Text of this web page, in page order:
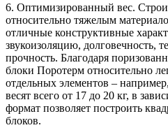
6. Оптимизированный вес.
относительно тяжелым
отличные конструктивные
звукоизоляцию, долговечность,
прочность. Благодаря
блоки Поротерм относительно
отдельных элементов –
весят всего от 17 до 20 кг, в
формат позволяет построить
блоков.